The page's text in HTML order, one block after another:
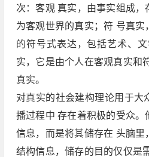
次：客观 真实，由事实组成
为客观世界的真实；符 号真
的符号式表达，包括艺术、
实，它是由个人在客观真实和
真实。
对真实的社会建构理论用于大
播过程中 存在着积极的受众。
信息，而是将其储存在 头脑
结构信息，储存的目的仅仅是